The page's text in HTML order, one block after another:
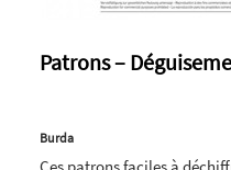
Patrons –
Burda